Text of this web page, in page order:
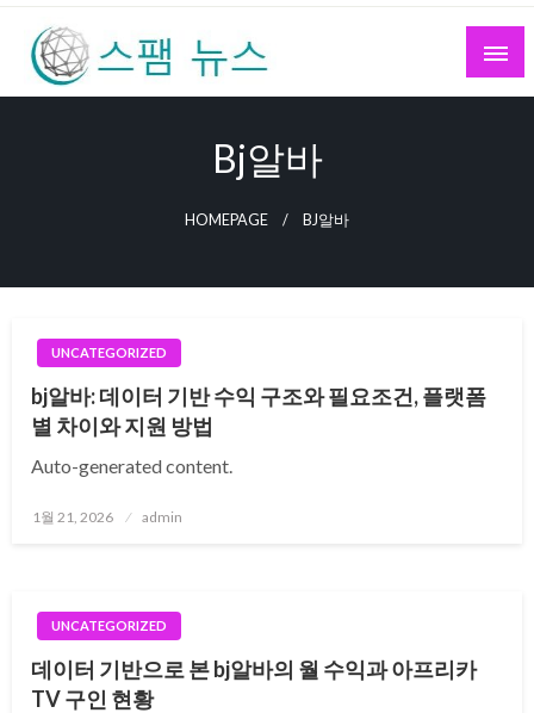
Skip
content
Bj알바
HOMEPAGE BJ알바
UNCATEGORIZED
bj알바: 데이터 기반 수익 구조와 필요조건, 플랫폼
별 차이와 지원 방법
Auto-generated content.
Posted
1월 21, 2026 admin
UNCATEGORIZED
데이터 기반으로 본 bj알바의 월 수익과 아프리카
TV 구인 현황